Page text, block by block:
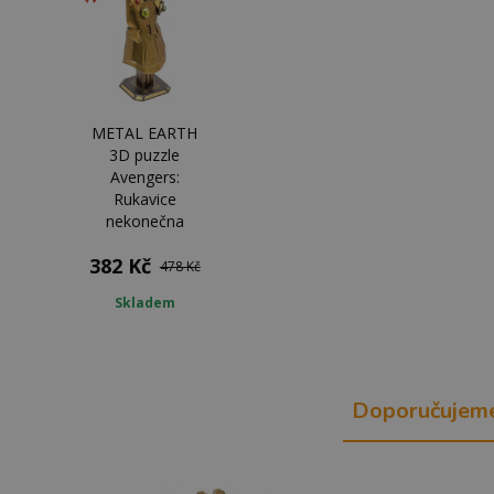
METAL EARTH
3D puzzle
Avengers:
Rukavice
nekonečna
382 Kč 478 Kč
Skladem